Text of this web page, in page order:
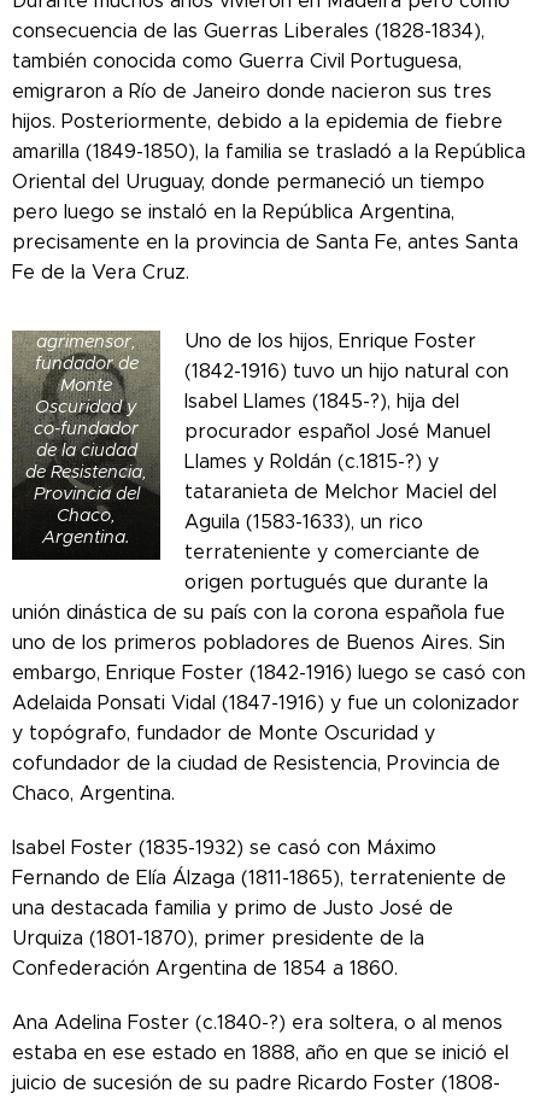
consecuencia de las Guerras Liberales (1828-1834),
también conocida como Guerra Civil Portuguesa,
emigraron a Río de Janeiro donde nacieron sus tres
hijos. Posteriormente, debido a la epidemia de fiebre
amarilla (1849-1850), la familia se trasladó a la República
Oriental del Uruguay, donde permaneció un tiempo
pero luego se instaló en la República Argentina,
precisamente en la provincia de Santa Fe, antes Santa
Fe de la Vera Cruz.
Retrato de
Enrique Foster
agrimensor,
fundador de
Monte
Oscuridad y
co-fundador
de la ciudad
de Resistencia,
Provincia del
Chaco,
Argentina.
Uno de los hijos, Enrique Foster
(1842-1916) tuvo un hijo natural con
Isabel Llames (1845-?), hija del
procurador español José Manuel
Llames y Roldán (c.1815-?) y
tataranieta de Melchor Maciel del
Aguila (1583-1633), un rico
terrateniente y comerciante de
origen portugués que durante la
unión dinástica de su país con la corona española fue
uno de los primeros pobladores de Buenos Aires. Sin
embargo, Enrique Foster (1842-1916) luego se casó con
Adelaida Ponsati Vidal (1847-1916) y fue un colonizador
y topógrafo, fundador de Monte Oscuridad y
cofundador de la ciudad de Resistencia, Provincia de
Chaco, Argentina.
Isabel Foster (1835-1932) se casó con Máximo
Fernando de Elía Álzaga (1811-1865), terrateniente de
una destacada familia y primo de Justo José de
Urquiza (1801-1870), primer presidente de la
Confederación Argentina de 1854 a 1860.
Ana Adelina Foster (c.1840-?) era soltera, o al menos
estaba en ese estado en 1888, año en que se inició el
juicio de sucesión de su padre Ricardo Foster (1808-